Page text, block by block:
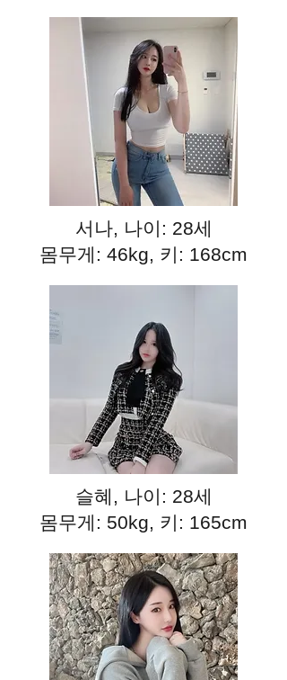
서나, 나이: 28세
몸무게: 46kg, 키: 168cm
슬혜, 나이: 28세
몸무게: 50kg, 키: 165cm